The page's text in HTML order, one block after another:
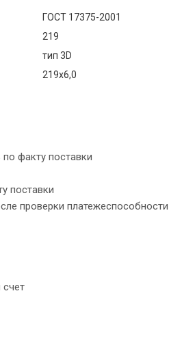
ГОСТ 17375-2001
219
тип 3D
219х6,0
по факту поставки
поставки
проверки платежеспособности
счет